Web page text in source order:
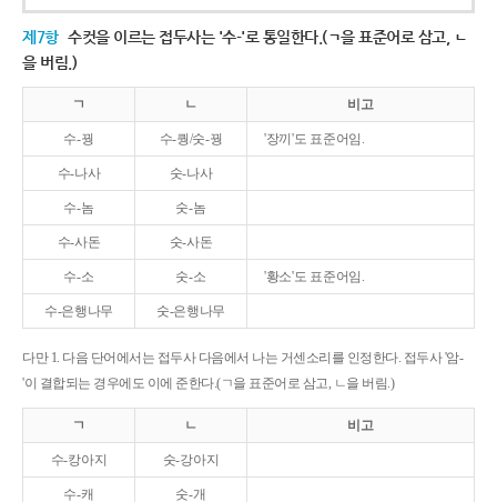
제7항 수컷을 이르는 접두사는 '수-'로 통일한다.(ㄱ을 표준어로 삼고, ㄴ
을 버림.)
ㄱ ㄴ 비고
수-꿩 수-퀑/숫-꿩 '장끼'도 표준어임.
수-나사 숫-나사
수-놈 숫-놈
수-사돈 숫-사돈
수-소 숫-소 '황소'도 표준어임.
수-은행나무 숫-은행나무
다만 1. 다음 단어에서는 접두사 다음에서 나는 거센소리를 인정한다. 접두사 '암-
'이 결합되는 경우에도 이에 준한다.(ㄱ을 표준어로 삼고, ㄴ을 버림.)
ㄱ ㄴ 비고
수-캉아지 숫-강아지
수-캐 숫-개